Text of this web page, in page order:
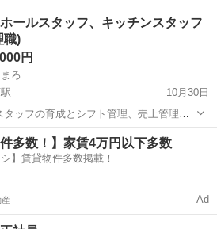
く、簡単な工程です！（焼いたり、盛
とるなど。また出店場所によっては発電
持ち運...
キッチンカー
ールスタッフ、キッチンスタッフ
職)
円
ろ
10月30日
ッフの育成とシフト管理、売上管理、
未経験から始めた社員が活躍中!まずは
月22日出勤/正
西駅 飲食 業務
件多数！】家賃4万円以下多数
シ】賃貸物件多数掲載！
Ad